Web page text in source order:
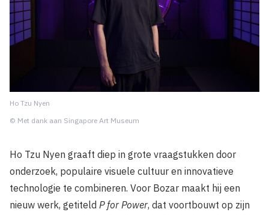
Ho Tzu Nyen
© Met dank aan Singapore Art Museum
Ho Tzu Nyen graaft diep in grote vraagstukken door
onderzoek, populaire visuele cultuur en innovatieve
technologie te combineren. Voor Bozar maakt hij een
nieuw werk, getiteld P for Power, dat voortbouwt op zijn